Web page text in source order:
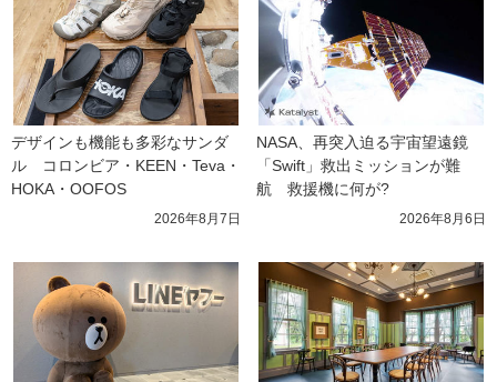
デザインも機能も多彩なサンダ
ル　コロンビア・KEEN・Teva・
HOKA・OOFOS
2026年8月7日
NASA、再突入迫る宇宙望遠鏡
「Swift」救出ミッションが難
航　救援機に何が?
2026年8月6日